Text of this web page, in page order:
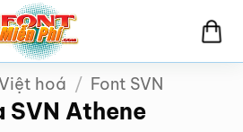
hoá / Font SVN
SVN Athene